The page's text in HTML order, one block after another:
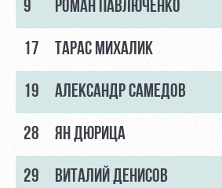
9 РОМАН ПАВЛЮЧЕНКО
17 ТАРАС МИХАЛИК
19 АЛЕКСАНДР САМЕДОВ
28 ЯН ДЮРИЦА
29 ВИТАЛИЙ ДЕНИСОВ